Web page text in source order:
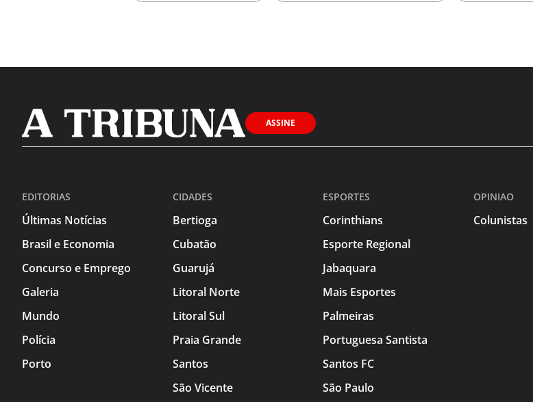
ASSINE
EDITORIAS
Últimas Notícias
Brasil e Economia
Concurso e Emprego
Galeria
Mundo
Polícia
Porto
CIDADES
Bertioga
Cubatão
Guarujá
Litoral Norte
Litoral Sul
Praia Grande
Santos
São Vicente
ESPORTES
Corinthians
Esporte Regional
Jabaquara
Mais Esportes
Palmeiras
Portuguesa Santista
Santos FC
São Paulo
OPINIAO
Colunistas